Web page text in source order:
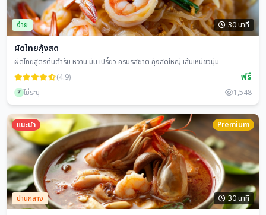
30 นาที
ง่าย
ผัดไทยกุ้งสด
ผัดไทยสูตรต้นตำรับ หวาน มัน เปรี้ยว ครบรสชาติ กุ้งสดใหญ่ เส้นเหนียวนุ่ม
(4.9)
ฟรี
? ไม่ระบุ 1,548
แนะนำ Premium
30 นาที
ปานกลาง